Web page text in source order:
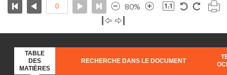
80%
TABLE
DES
MATIÈRES
RECHERCHE DANS LE DOCUMENT